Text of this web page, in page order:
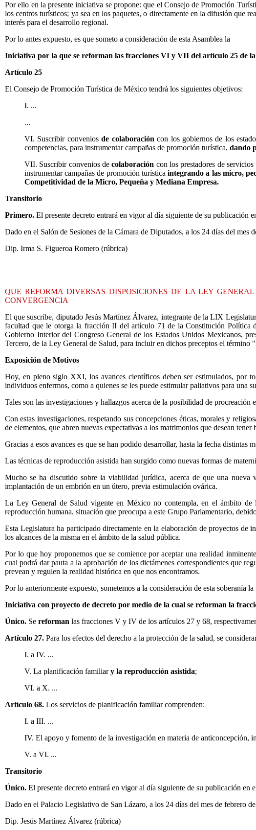
Por ello en la presente iniciativa se propone: que el Consejo de Promoción
los centros turísticos; ya sea en los paquetes, o directamente en la difusión que
interés para el desarrollo regional.
Por lo antes expuesto, es que someto a consideración de esta Asamblea la
Iniciativa por la que se reforman las fracciones VI y VII del artículo 25 de
Artículo 25
El Consejo de Promoción Turística de México tendrá los siguientes objetivos:
I. ...
...
VI. Suscribir conveniosde colaboración con los gobiernos de los
competencias, para instrumentar campañas de promoción turística, dando
VII. Suscribir convenios decolaboración con los prestadores de
instrumentar campañas de promoción turísticaintegrando a las micro,
Competitividad de la Micro, Pequeña y Mediana Empresa.
Transitorio
Primero. El presente decreto entrará en vigor al día siguiente de su publicación
Dado en el Salón de Sesiones de la Cámara de Diputados, a los 24 días del mes
Dip. Irma S. Figueroa Romero (rúbrica)
QUE REFORMA DIVERSAS DISPOSICIONES DE LA LEY
CONVERGENCIA
El que suscribe, diputado Jesús Martínez Álvarez, integrante de la LIX
facultad que le otorga la fracción II del artículo 71 de la Constitución Política
Gobierno Interior del Congreso General de los Estados Unidos Mexicanos,
Tercero, de la Ley General de Salud, para incluir en dichos preceptos el
Exposición de Motivos
Hoy, en pleno siglo XXI, los avances científicos deben ser estimulados, por
individuos enfermos, como a quienes se les puede estimular paliativos para una
Tales son las investigaciones y hallazgos acerca de la posibilidad de
Con estas investigaciones, respetando sus concepciones éticas, morales y
de elementos, que abren nuevas expectativas a los matrimonios que desean
Gracias a esos avances es que se han podido desarrollar, hasta la fecha
Las técnicas de reproducción asistida han surgido como nuevas formas de
Mucho se ha discutido sobre la viabilidad jurídica, acerca de que una
implantación de un embrión en un útero, previa estimulación ovárica.
La Ley General de Salud vigente en México no contempla, en el ámbito
reproducción humana, situación que preocupa a este Grupo Parlamentario,
Esta Legislatura ha participado directamente en la elaboración de proyectos
los alcances de la misma en el ámbito de la salud pública.
Por lo que hoy proponemos que se comience por aceptar una realidad
cual podrá dar pauta a la aprobación de los dictámenes correspondientes que
prevean y regulen la realidad histórica en que nos encontramos.
Por lo anteriormente expuesto, sometemos a la consideración de esta soberanía la
Iniciativa con proyecto de decreto por medio de la cual se reforman la
Único. Se reforman las fracciones V y IV de los artículos 27 y 68,
Artículo 27. Para los efectos del derecho a la protección de la salud, se
I. a IV. ...
V. La planificación familiary la reproducción asistida;
VI. a X. ...
Artículo 68. Los servicios de planificación familiar comprenden:
I. a III. ...
IV. El apoyo y fomento de la investigación en materia de anticoncepción,
V. a VI. ...
Transitorio
Único. El presente decreto entrará en vigor al día siguiente de su publicación en
Dado en el Palacio Legislativo de San Lázaro, a los 24 días del mes de febrero
Dip. Jesús Martínez Álvarez (rúbrica)